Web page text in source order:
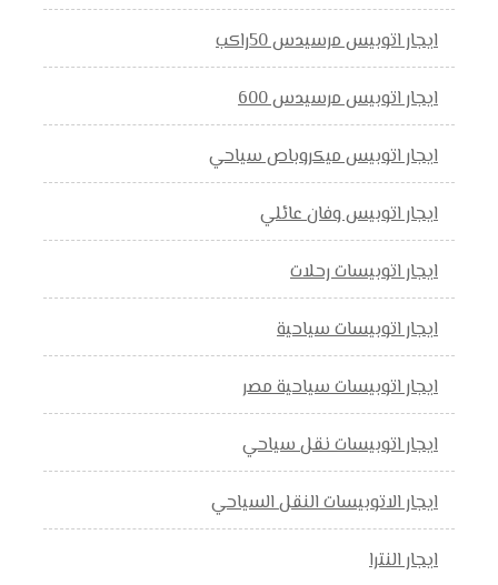
ايجار اتوبيس مرسيدس 50راكب
ايجار اتوبيس مرسيدس 600
ايجار اتوبيس ميكروباص سياحي
ايجار اتوبيس وفان عائلي
ايجار اتوبيسات رحلات
ايجار اتوبيسات سياحية
ايجار اتوبيسات سياحية مصر
ايجار اتوبيسات نقل سياحي
ايجار الاتوبيسات النقل السياحي
ايجار النترا